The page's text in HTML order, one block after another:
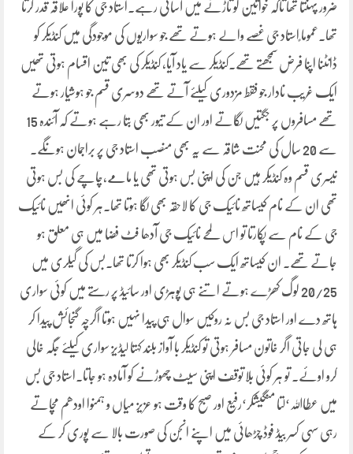
ضرور پہنتا تھا تاکہ خواتین کو تاڑنے میں آسانی رہے۔استاد جی کا پورا علاقہ قدر کرتا
تھا۔عموما ًاستاد جی غصے والے ہوتے تھے جو سواریوں کی موجودگی میں کنڈیکر کو
ڈانٹنا اپنا فرض سمجھتے تھے۔کنڈیکر سے یاد آیا، کنڈیکر کی بھی تین اقسام ہوتی تھیں
ایک غریب نادار جو فقط مزدوری کیلئے آتے تھے دوسری قسم جو ہوشیار ہوتے
تھے مسافروں پر جگتیں لگاتے اور ان کے تیور بھی بتا رہے ہوتے کہ آئندہ 15
سے 20 سال کی محنت شاقہ سے یہ بھی منصب استاد جی پر براجمان ہونگے۔
تیسری قسم وہ کنڈیکر ہیں جن کی اپنی بس ہوتی تھی یا مامے،چاچے کی بس ہوتی
تھی ان کے نام کیساتھ نائیک جی کا لاحقہ بھی لگا ہوتا تھا۔ہر کوئی انھیں نائیک
جی کے نام سے پکارتا تو اس لمحے نائیک جی آدھا فٹ فضا میں ہی معلق ہو
جاتے تھے۔ ان کیساتھ ایک سب کنڈیکر بھی ہوا کرتا تھا۔بس کی گیلری میں
20/25 لوگ کھڑے ہوتے اتنے ہی پوہڑی اور سائیڈ پر رستے میں کوئی سواری
ہاتھ دے اور استاد جی بس نہ روکیں سوال ہی پیدا نہیں ہوتا اگرچہ گنجائش پیدا کر
ہی لی جاتی اگر خاتون مسافر ہوتی تو کنڈیکر با آواز بلند کہتا لیڈیز سواری کیلئے جگہ خالی
کرو اوئے۔ تو ہر کوئی بلا توقف اپنی سیٹ چھوڑنے کو آمادہ ہو جاتا۔استاد جی بس
میں عطااللہ‘لتا منگیشکر‘رفیع اور صبح کا وقت ہو عزیز میاں و ہمنوا اودھم مچاتے
رہی سہی کسر بیڈ فوڈ چڑھائی میں اپنے انجن کی صورت بالا سے پوری کر کے